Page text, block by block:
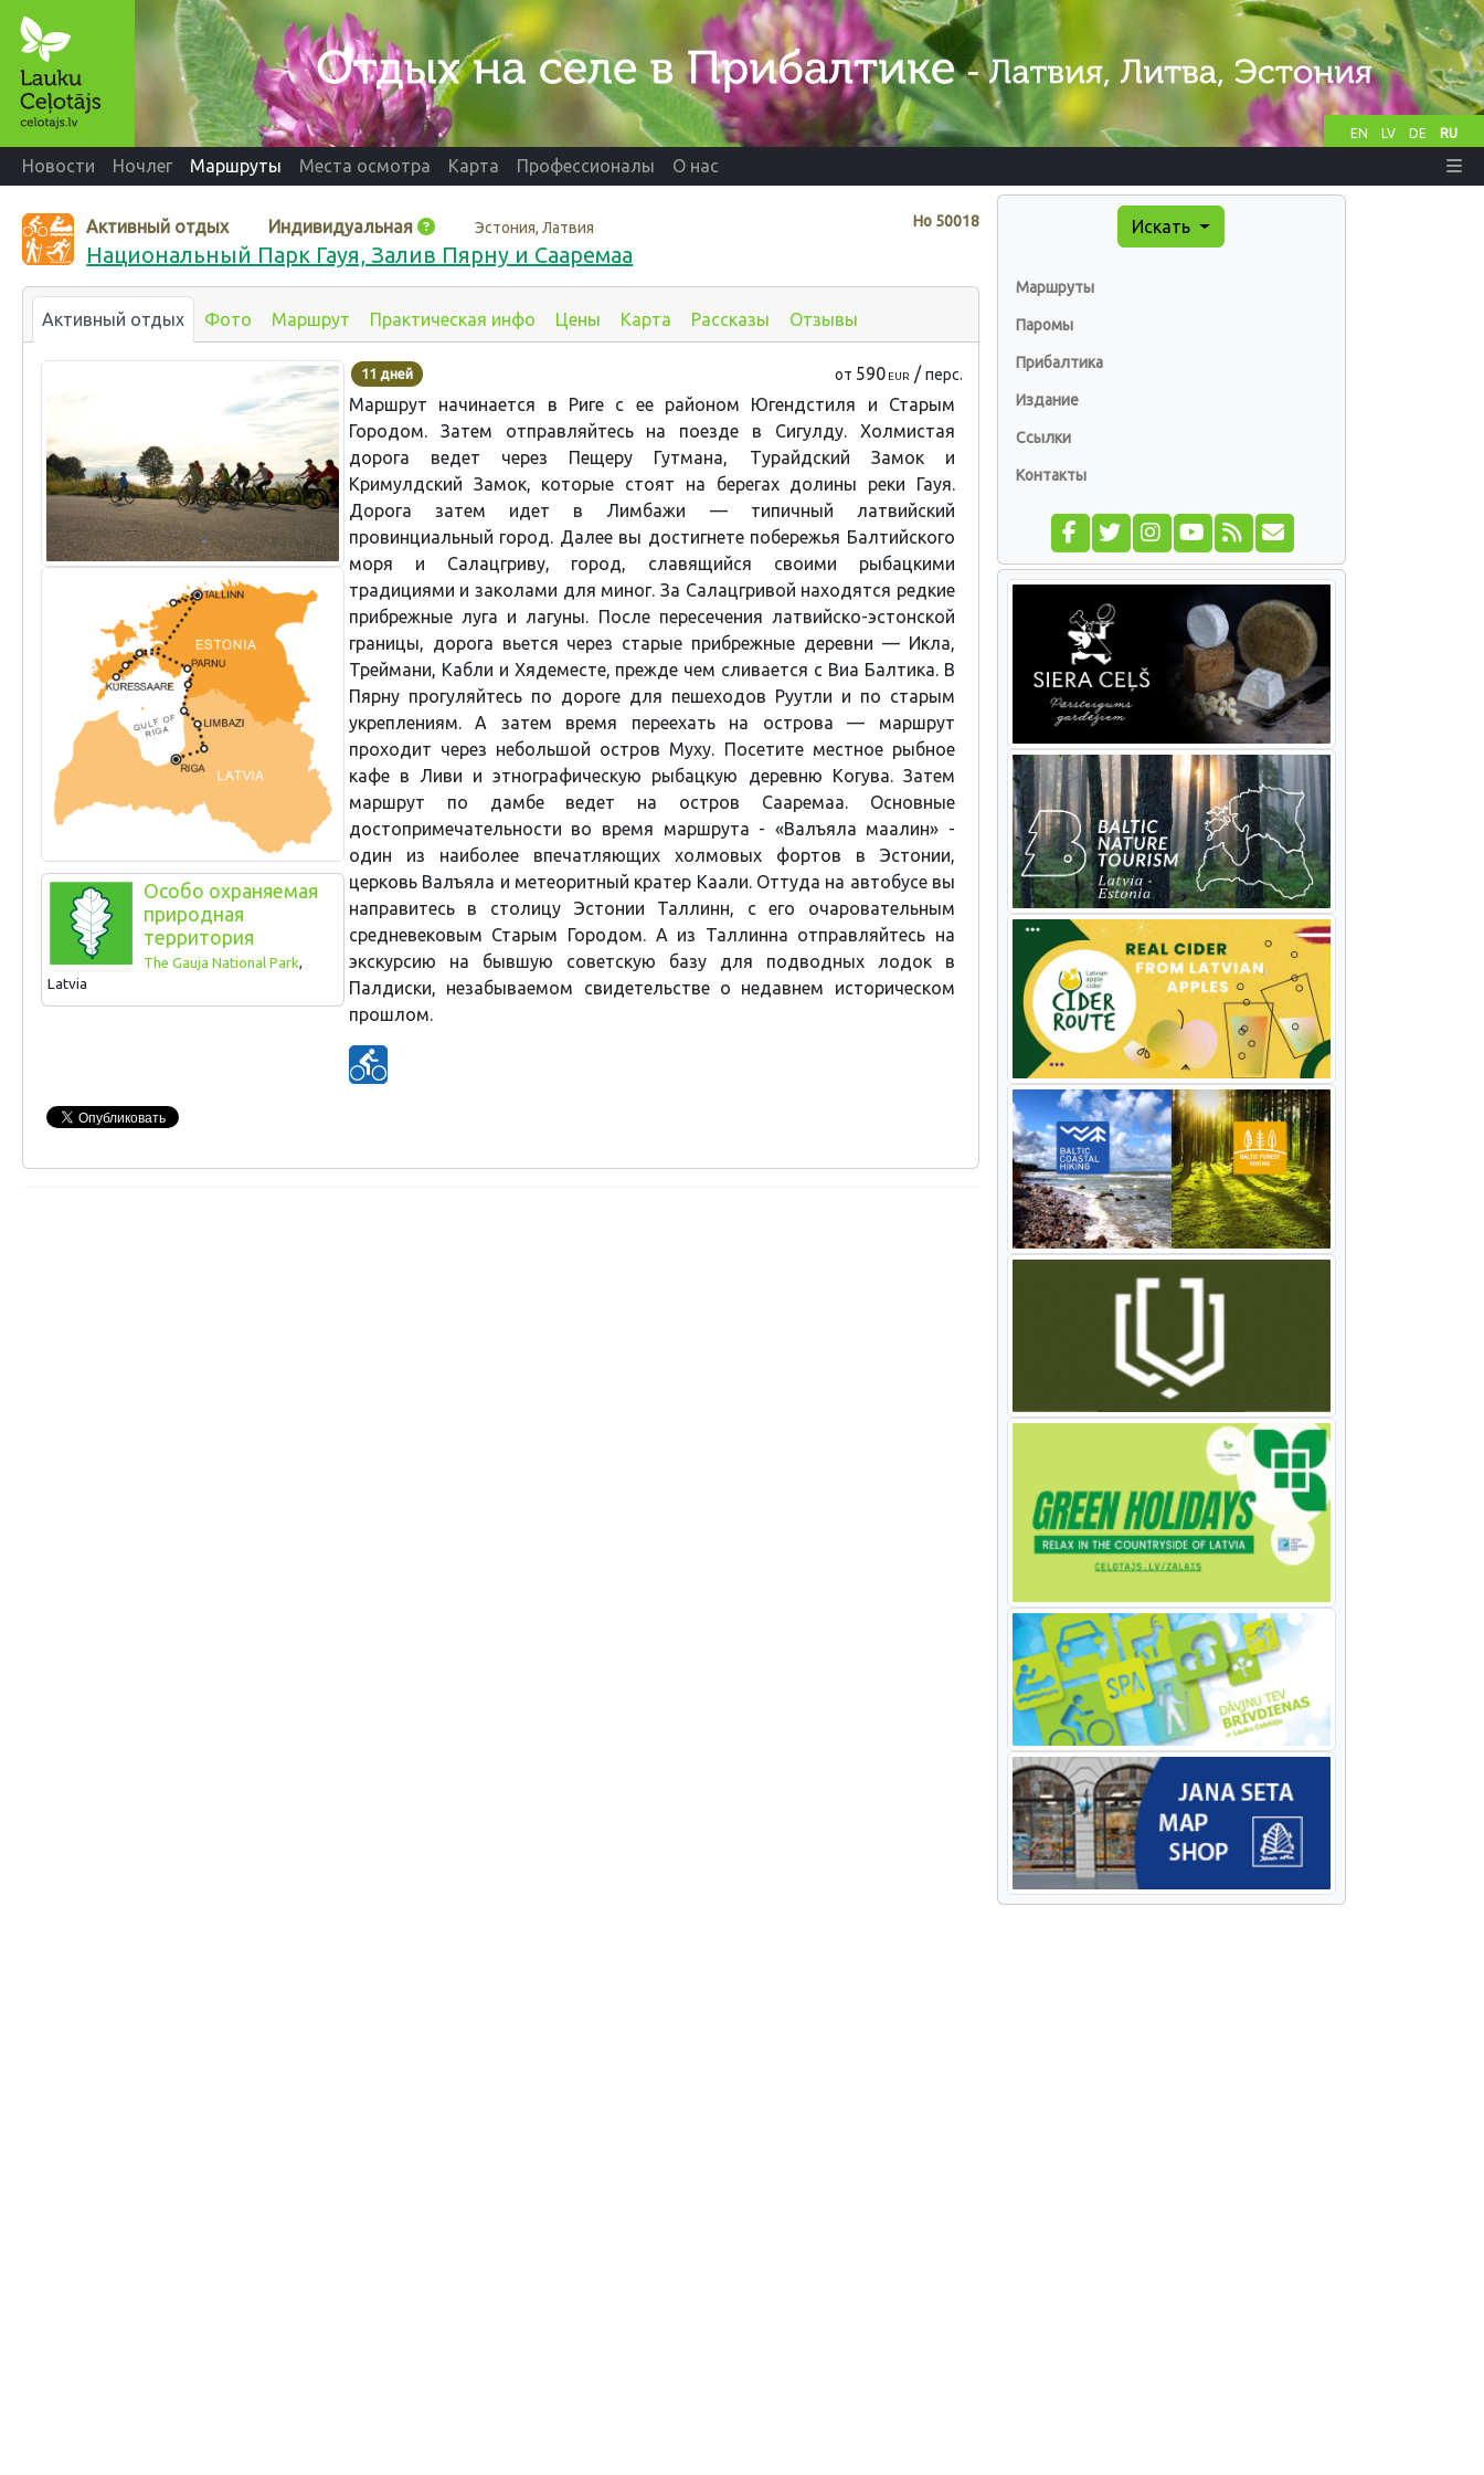
EN LV DE RU
Новости Ночлег Маршруты Места осмотра Карта Профессионалы О нас
Нo 50018
Активный отдых Индивидуальная Эстония, Латвия
Национальный Парк Гауя, Залив Пярну и Сааремаа
Активный отдых Фото Маршрут Практическая инфо Цены Карта Рассказы Отзывы
Особо охраняемая
природная
территория
The Gauja National Park,
Latvia
от 590EUR /перс.
11 дней
Маршрут начинается в Риге с ее районом Югендстиля и Старым
Городом. Затем отправляйтесь на поезде в Сигулду. Холмистая
дорога ведет через Пещеру Гутмана, Турайдский Замок и
Кримулдский Замок, которые стоят на берегах долины реки Гауя.
Дорога затем идет в Лимбажи — типичный латвийский
провинциальный город. Далее вы достигнете побережья Балтийского
моря и Салацгриву, город, славящийся своими рыбацкими
традициями и заколами для миног. За Салацгривой находятся редкие
прибрежные луга и лагуны. После пересечения латвийско-эстонской
границы, дорога вьется через старые прибрежные деревни — Икла,
Треймани, Кабли и Хядеместе, прежде чем сливается с Виа Балтика. В
Пярну прогуляйтесь по дороге для пешеходов Руутли и по старым
укреплениям. А затем время переехать на острова — маршрут
проходит через небольшой остров Муху. Посетите местное рыбное
кафе в Ливи и этнографическую рыбацкую деревню Когува. Затем
маршрут по дамбе ведет на остров Сааремаа. Основные
достопримечательности во время маршрута - «Валъяла маалин» -
один из наиболее впечатляющих холмовых фортов в Эстонии,
церковь Валъяла и метеоритный кратер Каали. Оттуда на автобусе вы
направитесь в столицу Эстонии Таллинн, с его очаровательным
средневековым Старым Городом. А из Таллинна отправляйтесь на
экскурсию на бывшую советскую базу для подводных лодок в
Палдиски, незабываемом свидетельстве о недавнем историческом
прошлом.
Искать
Маршруты
Паромы
Прибалтика
Издание
Ссылки
Контакты